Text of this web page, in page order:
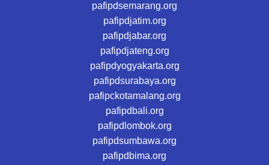
pafipdsemarang.org
pafipdjatim.org
pafipdjabar.org
pafipdjateng.org
pafipdyogyakarta.org
pafipdsurabaya.org
pafipckotamalang.org
pafipdbali.org
pafipdlombok.org
pafipdsumbawa.org
pafipdbima.org